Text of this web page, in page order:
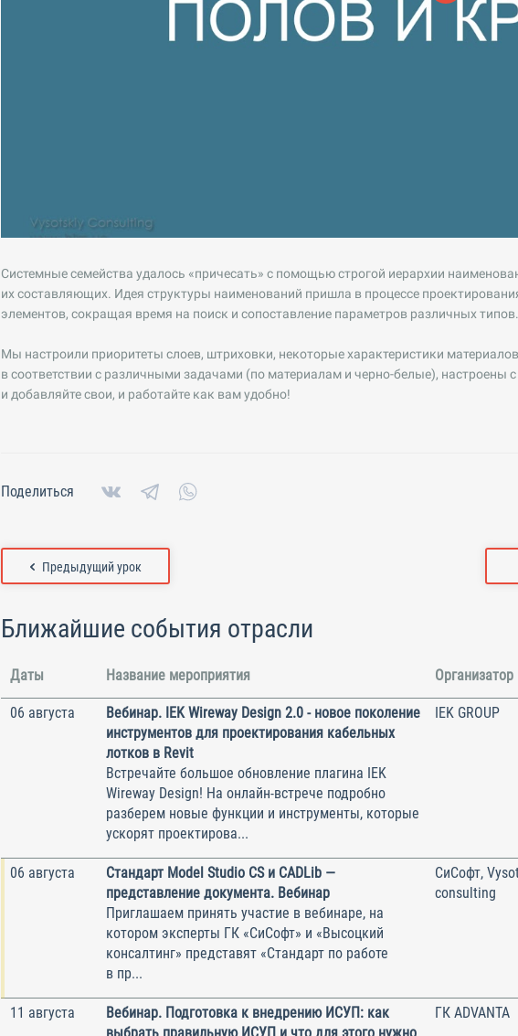
Системные семейства удалось «причесать» с помощью строгой иерархии
их составляющих. Идея структуры наименований пришла в процессе
элементов, сокращая время на поиск и сопоставление параметров различных типов.
Мы настроили приоритеты слоев, штриховки, некоторые характеристики
в соответствии с различными задачами (по материалам и черно-белые),
и добавляйте свои, и работайте как вам удобно!
Поделиться
Предыдущий урок
Ближайшие события отрасли
Даты Название мероприятия Организатор
06 августа
Вебинар. IEK Wireway Design 2.0 - новое поколение
инструментов для проектирования кабельных
лотков в Revit
Встречайте большое обновление плагина IEK
Wireway Design! На онлайн-встрече подробно
разберем новые функции и инструменты, которые
ускорят проектирова...
IEK GROUP
06 августа
Стандарт Model Studio CS и CADLib —
представление документа. Вебинар
Приглашаем принять участие в вебинаре, на
котором эксперты ГК «СиСофт» и «Высоцкий
консалтинг» представят «Стандарт по работе
в пр...
СиСофт,
consulting
11 августа
Вебинар. Подготовка к внедрению ИСУП: как
ГК ADVANTA